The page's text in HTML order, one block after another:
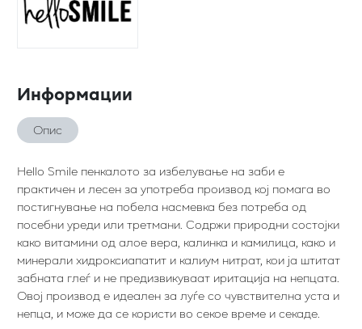
Информации
Опис
Hello Smile пенкалото за избелување на заби е
практичен и лесен за употреба производ кој помага во
постигнување на побела насмевка без потреба од
посебни уреди или третмани. Содржи природни состојки
како витамини од алое вера, калинка и камилица, како и
минерали хидроксиапатит и калиум нитрат, кои ја штитат
забната глеѓ и не предизвикуваат иритација на непцата.
Овој производ е идеален за луѓе со чувствителна уста и
непца, и може да се користи во секое време и секаде.